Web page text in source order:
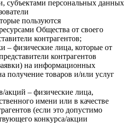
субъектами персональных данных
пользуются
Общества от своего
контрагентов;
– физические лица, которые от
контрагентов
на информационных
получение товаров и/или услуг
акций – физические лица,
имени или в качестве
(если это допустимо
конкурса/акции